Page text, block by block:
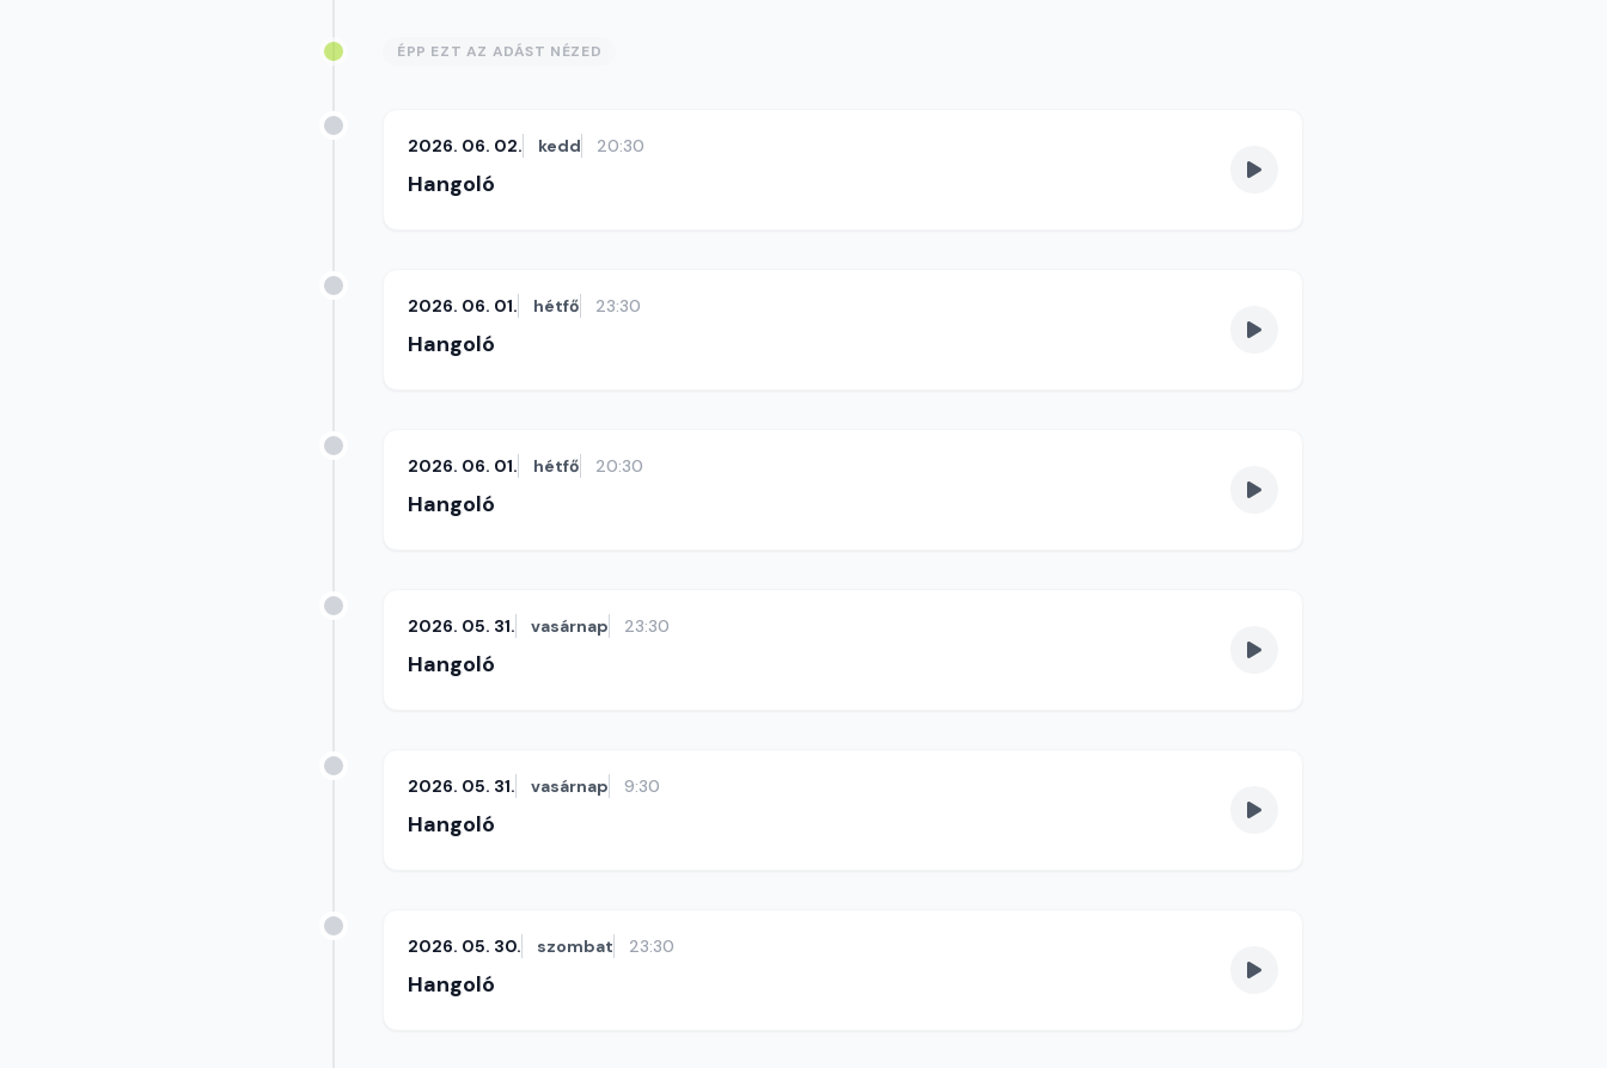
ÉPP EZT AZ ADÁST NÉZED
2026. 06. 02. kedd 20:30
Hangoló
2026. 06. 01. hétfő 23:30
Hangoló
2026. 06. 01. hétfő 20:30
Hangoló
2026. 05. 31. vasárnap 23:30
Hangoló
2026. 05. 31. vasárnap 9:30
Hangoló
2026. 05. 30. szombat 23:30
Hangoló